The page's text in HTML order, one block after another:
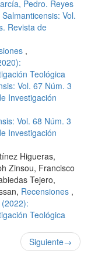
Pedro. Reyes
Salmanticensis: Vol.
Revista de
,
Teológica
Vol. 67 Núm. 3
Investigación
Vol. 68 Núm. 3
Investigación
Higueras,
Zinsou, Francisco
Tejero,
Recensiones ,
Teológica
Siguiente→